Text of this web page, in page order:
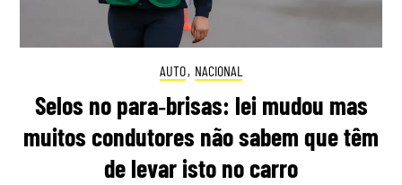
AUTO, NACIONAL
Selos no para‑brisas: lei mudou mas
muitos condutores não sabem que têm
de levar isto no carro